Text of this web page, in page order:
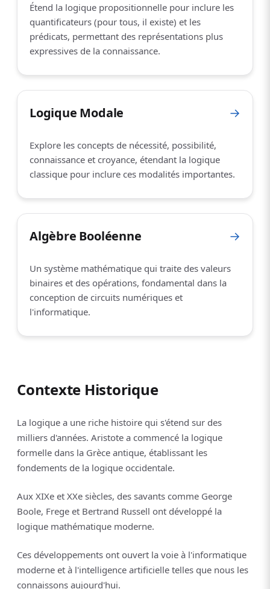
Étend la logique propositionnelle pour inclure les
quantificateurs (pour tous, il existe) et les
prédicats, permettant des représentations plus
expressives de la connaissance.
Logique Modale →
Explore les concepts de nécessité, possibilité,
connaissance et croyance, étendant la logique
classique pour inclure ces modalités importantes.
Algèbre Booléenne →
Un système mathématique qui traite des valeurs
binaires et des opérations, fondamental dans la
conception de circuits numériques et
l'informatique.
Contexte Historique
La logique a une riche histoire qui s'étend sur des
milliers d'années. Aristote a commencé la logique
formelle dans la Grèce antique, établissant les
fondements de la logique occidentale.
Aux XIXe et XXe siècles, des savants comme George
Boole, Frege et Bertrand Russell ont développé la
logique mathématique moderne.
Ces développements ont ouvert la voie à l'informatique
moderne et à l'intelligence artificielle telles que nous les
connaissons aujourd'hui.